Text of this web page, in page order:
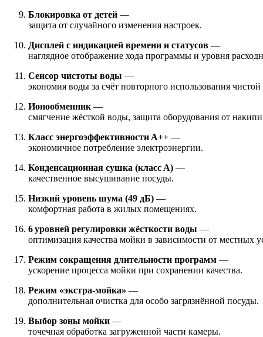
Блокировка от детей —
защита от случайного изменения настроек.
Дисплей с индикацией времени и статусов —
наглядное отображение хода программы и уровня
Сенсор чистоты воды —
экономия воды за счёт повторного использования
Ионообменник —
смягчение жёсткой воды, защита оборудования от
Класс энергоэффективности A++ —
экономичное потребление электроэнергии.
Конденсационная сушка (класс A) —
качественное высушивание посуды.
Низкий уровень шума (49 дБ) —
комфортная работа в жилых помещениях.
6 уровней регулировки жёсткости воды —
оптимизация качества мойки в зависимости от местных
Режим сокращения длительности программ —
ускорение процесса мойки при сохранении качества.
Режим «экстра‑мойка» —
дополнительная очистка для особо загрязнённой посуды.
Выбор зоны мойки —
точечная обработка загруженной части камеры.